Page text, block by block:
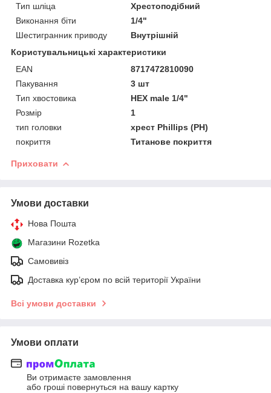
Тип шліца
Хрестоподібний
Виконання біти
1/4"
Шестигранник приводу
Внутрішній
Користувальницькі характеристики
EAN
8717472810090
Пакування
3 шт
Тип хвостовика
HEX male 1/4"
Розмір
1
тип головки
хрест Phillips (PH)
покриття
Титанове покриття
Приховати
Умови доставки
Нова Пошта
Магазини Rozetka
Самовивіз
Доставка кур’єром по всій території України
Всі умови доставки
Умови оплати
Ви отримаєте замовлення
або гроші повернуться на вашу картку